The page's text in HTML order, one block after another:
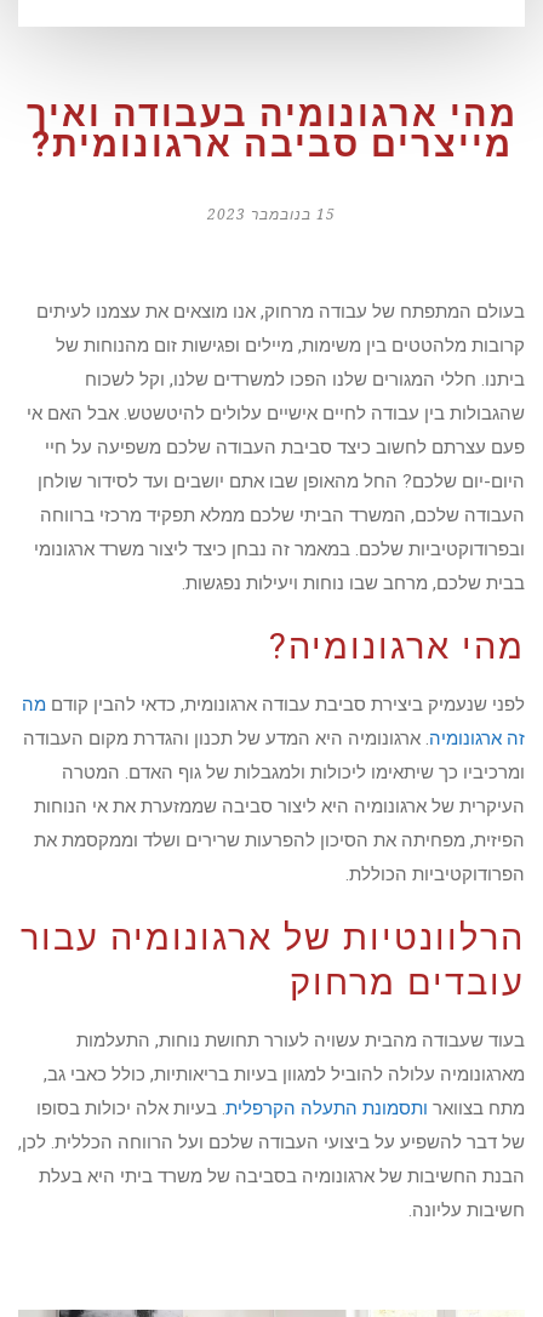
מהי ארגונומיה בעבודה ואיך
מייצרים סביבה ארגונומית?
15 בנובמבר 2023
בעולם המתפתח של עבודה מרחוק, אנו מוצאים את עצמנו לעיתים
קרובות מלהטטים בין משימות, מיילים ופגישות זום מהנוחות של
ביתנו. חללי המגורים שלנו הפכו למשרדים שלנו, וקל לשכוח
שהגבולות בין עבודה לחיים אישיים עלולים להיטשטש. אבל האם אי
פעם עצרתם לחשוב כיצד סביבת העבודה שלכם משפיעה על חיי
היום-יום שלכם? החל מהאופן שבו אתם יושבים ועד לסידור שולחן
העבודה שלכם, המשרד הביתי שלכם ממלא תפקיד מרכזי ברווחה
ובפרודוקטיביות שלכם. במאמר זה נבחן כיצד ליצור משרד ארגונומי
בבית שלכם, מרחב שבו נוחות ויעילות נפגשות.
מהי ארגונומיה?
לפני שנעמיק ביצירת סביבת עבודה ארגונומית, כדאי להבין קודם מה
זה ארגונומיה. ארגונומיה היא המדע של תכנון והגדרת מקום העבודה
ומרכיביו כך שיתאימו ליכולות ולמגבלות של גוף האדם. המטרה
העיקרית של ארגונומיה היא ליצור סביבה שממזערת את אי הנוחות
הפיזית, מפחיתה את הסיכון להפרעות שרירים ושלד וממקסמת את
הפרודוקטיביות הכוללת.
הרלוונטיות של ארגונומיה עבור
עובדים מרחוק
בעוד שעבודה מהבית עשויה לעורר תחושת נוחות, התעלמות
מארגונומיה עלולה להוביל למגוון בעיות בריאותיות, כולל כאבי גב,
מתח בצוואר ותסמונת התעלה הקרפלית. בעיות אלה יכולות בסופו
של דבר להשפיע על ביצועי העבודה שלכם ועל הרווחה הכללית. לכן,
הבנת החשיבות של ארגונומיה בסביבה של משרד ביתי היא בעלת
חשיבות עליונה.